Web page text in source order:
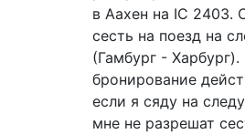
в Аахен на IC 2403.
сесть на поезд на
(Гамбург -
бронирование
если я сяду на
мне не разрешат